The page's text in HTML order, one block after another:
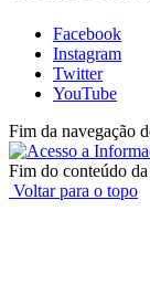
Facebook
Instagram
Twitter
YouTube
Fim da navegação
Fim do conteúdo
Voltar para o topo